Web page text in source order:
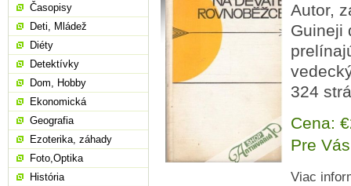
Autor,
Guineji
324
Cena:
Pre
Viac
Časopisy
Deti, Mládež
Diéty
Detektívky
Dom, Hobby
Ekonomická
Geografia
Ezoterika, záhady
Foto,Optika
História